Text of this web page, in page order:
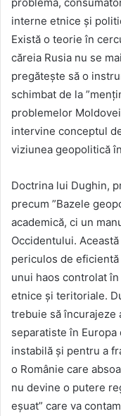
interne etnice și
Există o teorie în
căreia Rusia nu se
pregătește să o
schimbat de la
problemelor
intervine conceptul
viziunea geopolitică
Doctrina lui Dughin,
precum ”Bazele
academică, ci un
Occidentului.
periculos de
unui haos controlat
etnice și teritoriale.
trebuie să încurajeze
separatiste în Europa
instabilă și pentru a
o Românie care
nu devine o putere
eșuat” care va